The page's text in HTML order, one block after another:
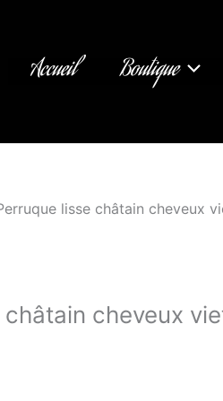
Accueil Boutique
lisse châtain cheveux
cheveux